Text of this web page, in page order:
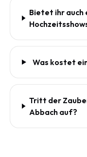
Bietet ihr auch
Was kostet
Tritt der
Abbach auf?